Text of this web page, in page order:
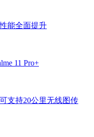
能全面提升
11 Pro+
支持20公里无线图传